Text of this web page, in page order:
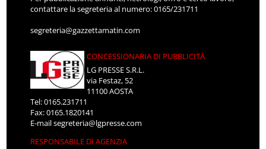
contattare la segreteria al numero: 0165/231711
segreteria@gazzettamatin.com
CONCESSIONARIA DI PUBBLICITÀ
LG PRESSE S.R.L.
via Festaz, 52
11100 AOSTA
Tel: 0165.231711
Fax: 0165.1820141
E-mailsegreteria@lgpresse.com
RESPONSABILE DI AGENZIA